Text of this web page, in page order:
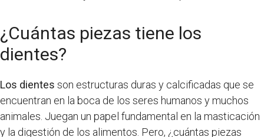
¿Cuántas piezas tiene los
dientes?
Los dientes son estructuras duras y calcificadas que se
encuentran en la boca de los seres humanos y muchos
animales. Juegan un papel fundamental en la masticación
y la digestión de los alimentos. Pero, ¿cuántas piezas